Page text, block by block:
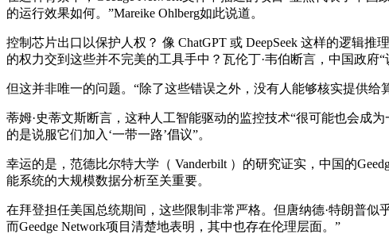
的运行效果如何。”Mareike Ohlberg如此说道。
控制芯片出口以保护人权？ 像 ChatGPT 或 DeepSeek 这样的逻辑
的权力交到这些并不完美的工具手中？瓦伦丁·韦伯断言，中国政
但这并非唯一的问题。“除了这些错误之外，没有人能够核实提供
蒂姆·史蒂文斯断言，这种人工智能驱动的监控技术“很可能也会成
的是说服它们加入‘一带一路’倡议”。
幸运的是，范德比尔特大学（ Vanderbilt ）的研究证实，中国的
能系统的大规模数据分析至关重要。
在拜登担任美国总统期间，这些限制非常严格。但唐纳德·特朗普似
而Geedge Network项目清楚地表明，其中也存在伦理层面。”